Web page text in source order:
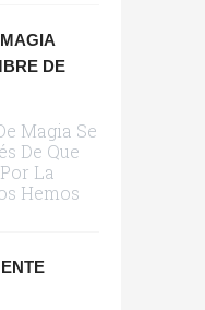
DE
Magia Se
De Que
La
Hemos